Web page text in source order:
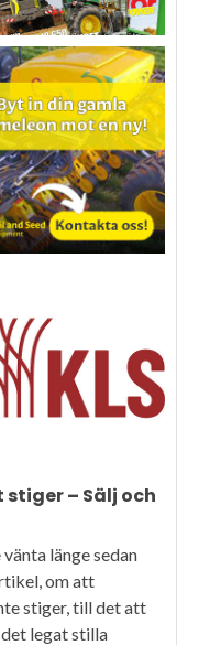
– Sälj och
länge sedan
om att
stiger, till det att
legat stilla